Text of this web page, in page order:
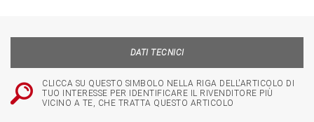
DATI TECNICI
CLICCA SU QUESTO SIMBOLO NELLA RIGA DELL'ARTICOLO DI
TUO INTERESSE PER IDENTIFICARE IL RIVENDITORE PIÙ
VICINO A TE, CHE TRATTA QUESTO ARTICOLO